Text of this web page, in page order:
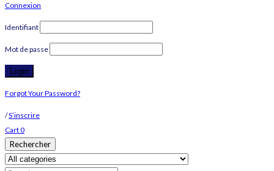
Connexion
Identifiant
Mot de passe
Forgot Your Password?
/S’inscrire
Cart0
Rechercher